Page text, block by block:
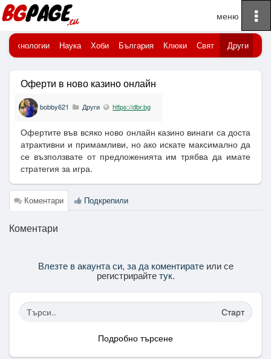
Начало
Технологии Наука Хоби България Клюки Свят Други
Оферти в ново казино онлайн
bobby621 Други https://dbr.bg
Офертите във всяко ново онлайн казино винаги са доста
атрактивни и примамливи, но ако искате максимално да
се възползвате от предложенията им трябва да имате
стратегия за игра.
Коментари Подкрепили
Коментари
Влезте в акаунта си, за да коментиратеили се
регистрирайтетук.
Старт
Подробно търсене